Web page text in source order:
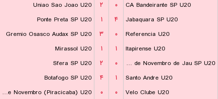
Uniao Sao Joao U20
۲ ۰
CA Bandeirante SP U20
Ponte Preta SP U20
۱ ۴
Jabaquara SP U20
Gremio Osasco Audax SP U20
۳ ۰
Referencia U20
Mirassol U20
۱ ۱
Itapirense U20
Sfera SP U20
۲ ۰
EC XV de Novembro de Jau SP U20
Botafogo SP U20
۴ ۱
Santo Andre U20
XV de Novembro (Piracicaba) U20
۰ ۰
Velo Clube U20